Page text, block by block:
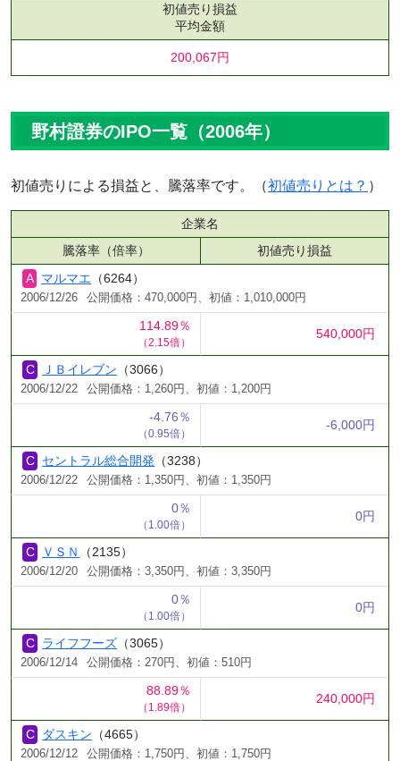
初値売り損益
平均金額
200,067円
野村證券のIPO一覧（2006年）
初値売りによる損益と、騰落率です。（初値売りとは？ ）
企業名
騰落率（倍率）
初値売り損益
マルマエ （6264）
2006/12/26 公開価格：470,000円、初値：1,010,000円
114.89％
（2.15倍）
540,000円
ＪＢイレブン （3066）
2006/12/22 公開価格：1,260円、初値：1,200円
-4.76％
（0.95倍）
-6,000円
セントラル総合開発 （3238）
2006/12/22 公開価格：1,350円、初値：1,350円
0％
（1.00倍）
0円
ＶＳＮ （2135）
2006/12/20 公開価格：3,350円、初値：3,350円
0％
（1.00倍）
0円
ライフフーズ （3065）
2006/12/14 公開価格：270円、初値：510円
88.89％
（1.89倍）
240,000円
ダスキン （4665）
2006/12/12 公開価格：1,750円、初値：1,750円